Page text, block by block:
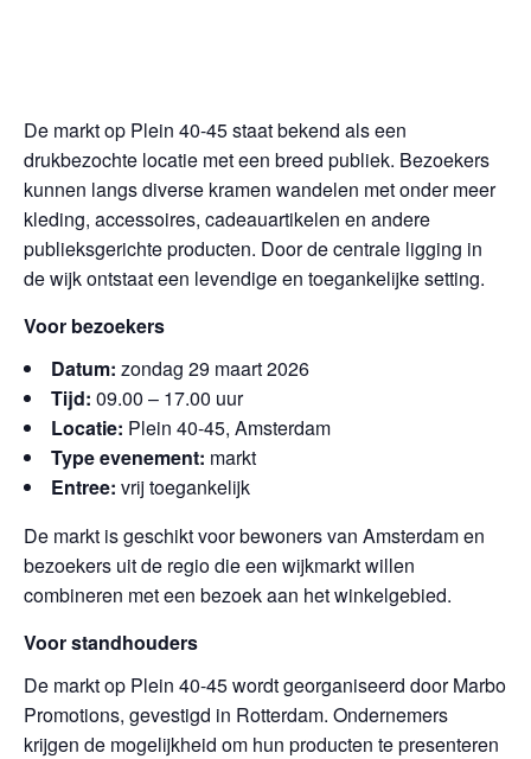
De markt op Plein 40-45 staat bekend als een
drukbezochte locatie met een breed publiek. Bezoekers
kunnen langs diverse kramen wandelen met onder meer
kleding, accessoires, cadeauartikelen en andere
publieksgerichte producten. Door de centrale ligging in
de wijk ontstaat een levendige en toegankelijke setting.
Voor bezoekers
Datum: zondag 29 maart 2026
Tijd: 09.00 – 17.00 uur
Locatie: Plein 40-45, Amsterdam
Type evenement: markt
Entree: vrij toegankelijk
De markt is geschikt voor bewoners van Amsterdam en
bezoekers uit de regio die een wijkmarkt willen
combineren met een bezoek aan het winkelgebied.
Voor standhouders
De markt op Plein 40-45 wordt georganiseerd door Marbo
Promotions, gevestigd in Rotterdam. Ondernemers
krijgen de mogelijkheid om hun producten te presenteren